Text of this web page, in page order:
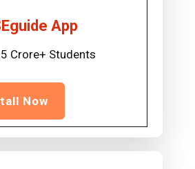
App
Crore+ Students
Now